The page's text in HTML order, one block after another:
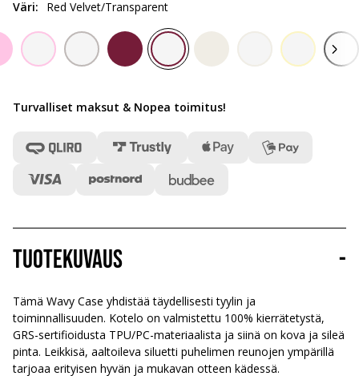
Väri: Red Velvet/Transparent
Turvalliset maksut & Nopea toimitus!
Tuotekuvaus -
Tämä Wavy Case yhdistää täydellisesti tyylin ja
toiminnallisuuden. Kotelo on valmistettu 100% kierrätetystä,
GRS-sertifioidusta TPU/PC-materiaalista ja siinä on kova ja sileä
pinta. Leikkisä, aaltoileva siluetti puhelimen reunojen ympärillä
tarjoaa erityisen hyvän ja mukavan otteen kädessä.